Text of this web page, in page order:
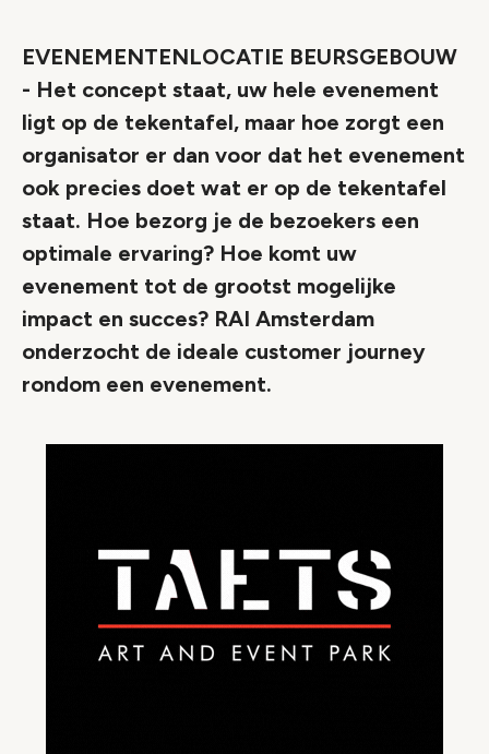
EVENEMENTENLOCATIE BEURSGEBOUW
- Het concept staat, uw hele evenement
ligt op de tekentafel, maar hoe zorgt een
organisator er dan voor dat het evenement
ook precies doet wat er op de tekentafel
staat. Hoe bezorg je de bezoekers een
optimale ervaring? Hoe komt uw
evenement tot de grootst mogelijke
impact en succes? RAI Amsterdam
onderzocht de ideale customer journey
rondom een evenement.